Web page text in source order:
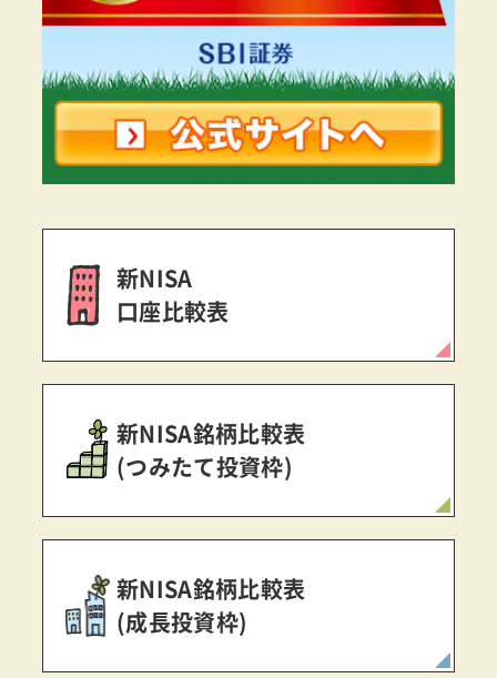
新NISA
口座比較表
新NISA銘柄比較表
(つみたて投資枠)
新NISA銘柄比較表
(成長投資枠)